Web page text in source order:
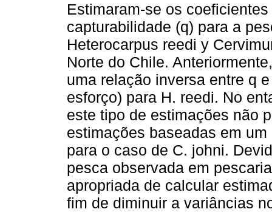
Estimaram-se os coeficientes
capturabilidade (q) para a
Heterocarpus reedi y
Norte do Chile.
uma relação inversa entre q
esforço) para H. reedi. No
este tipo de estimações não
estimações baseadas em
para o caso de C. johni.
pesca observada em
apropriada de calcular
fim de diminuir a variâncias